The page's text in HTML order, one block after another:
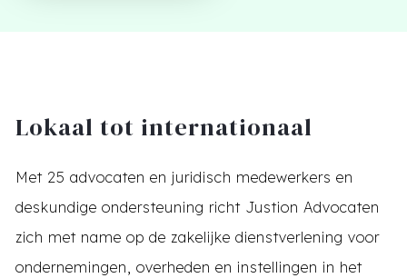
Lokaal tot internationaal
Met 25 advocaten en juridisch medewerkers en
deskundige ondersteuning richt Justion Advocaten
zich met name op de zakelijke dienstverlening voor
ondernemingen, overheden en instellingen in het